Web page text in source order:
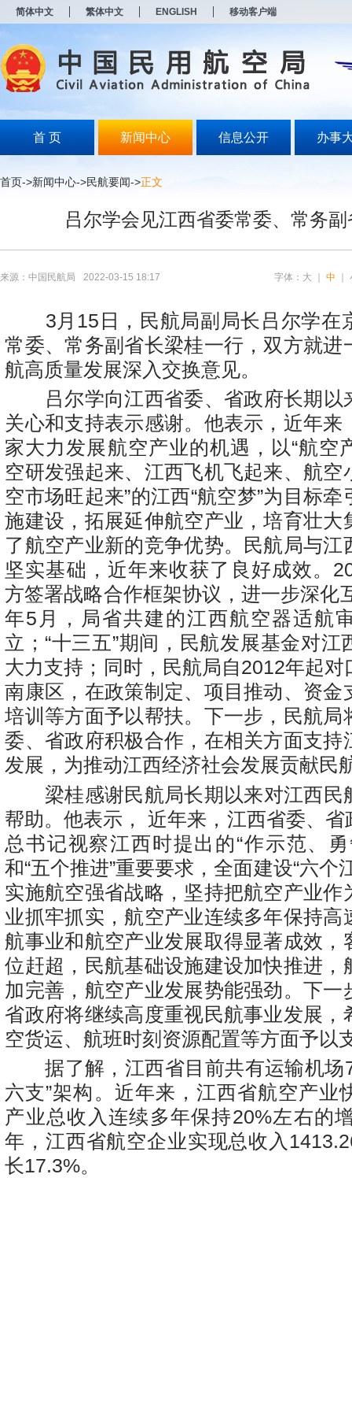
简体中文 繁体中文 ENGLISH 移动客户端
首 页 新闻中心 信息公开 办事
首页->新闻中心->民航要闻->正文
吕尔学会见江西省委常委、常务
来源：中国民航局 2022-03-15 18:17 字体： 大 中
3 月15 日，民航局副局长吕尔学在
常委、常务副省长梁桂一行，双方就进
航高质量发展深入交换意见。
吕尔学向江西省委、省政府长期以
关心和支持表示感谢。他表示，近年来
家大力发展航空产业的机遇，以“航空
空研发强起来、江西飞机飞起来、航空
空市场旺起来”的江西“航空梦”为目标
施建设，拓展延伸航空产业，培育壮大
了航空产业新的竞争优势。民航局与江
坚实基础，近年来收获了良好成效。2
方签署战略合作框架协议，进一步深化
年5 月，局省共建的江西航空器适航
立；“十三五”期间，民航发展基金对江
大力支持；同时，民航局自2012年起对
南康区，在政策制定、项目推动、资金
培训等方面予以帮扶。下一步，民航局
委、省政府积极合作，在相关方面支持
发展，为推动江西经济社会发展贡献民
梁桂感谢民航局长期以来对江西民
帮助。他表示，
近年来，江西省委、省
总书记视察江西时提出的“作示范、
和“五个推进”重要要求，全面建设“六个
实施航空强省战略，坚持把航空产业作
业抓牢抓实，航空产业连续多年保持高
航事业和航空产业发展取得显著成效
位赶超，民航基础设施建设加快推进，
加完善，航空产业发展势能强劲。下一
省政府将继续高度重视民航事业发展，
空货运、航班时刻资源配置等方面予以
据了解，江西省目前共有运输机场
六支”架构 。近年来，江西省航空产业
产业总收入连续多年保持20%左右的
年， 江西省航空企业实现总收入
长17.3%。
打
开
无
障
说
按
Alt
开